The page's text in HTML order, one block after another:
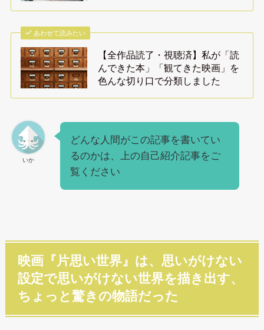
あわせて読みたい
【全作品読了・視聴済】私が「読
んできた本」「観てきた映画」を
色んな切り口で分類しました
いか
どんな人間がこの記事を書いてい
るのかは、上の自己紹介記事をご
覧ください
映画『片思い世界』は、思いがけない
設定で思いがけない世界を描き出す、
ちょっと驚きの物語だった